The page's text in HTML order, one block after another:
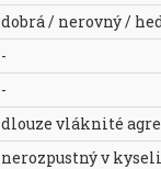
dobrá / nerovný /
-
-
dlouze vláknité
nerozpustný v